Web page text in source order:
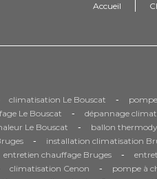
Accueil
climatisation Le Bouscat -
Le Bouscat - dépannage
Le Bouscat - ballon
- installation climatisation
entretien chauffage Bruges -
climatisation Cenon - pompe à